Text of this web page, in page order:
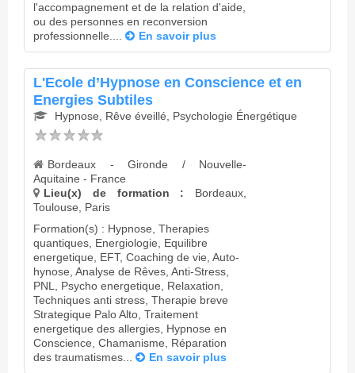
l'accompagnement et de la relation d'aide,
ou des personnes en reconversion
professionnelle....
En savoir plus
L'Ecole d’Hypnose en Conscience et en
Energies Subtiles
Hypnose, Rêve éveillé, Psychologie Énergétique
Bordeaux - Gironde / Nouvelle-
Aquitaine - France
Lieu(x) de formation : Bordeaux,
Toulouse, Paris
Formation(s) : Hypnose, Therapies
quantiques, Energiologie, Equilibre
energetique, EFT, Coaching de vie, Auto-
hynose, Analyse de Rêves, Anti-Stress,
PNL, Psycho energetique, Relaxation,
Techniques anti stress, Therapie breve
Strategique Palo Alto, Traitement
energetique des allergies, Hypnose en
Conscience, Chamanisme, Réparation
des traumatismes...
En savoir plus